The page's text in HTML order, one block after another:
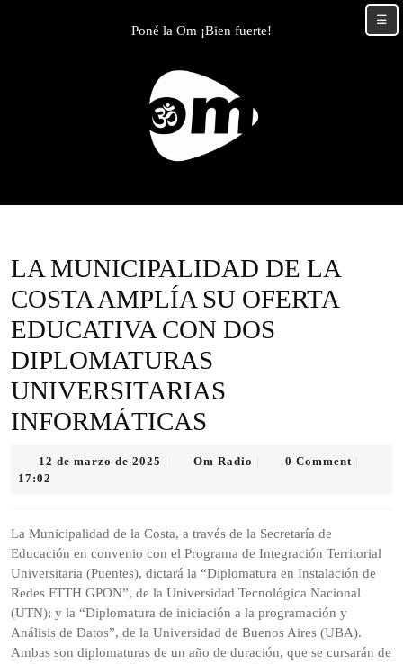
Poné la Om ¡Bien fuerte!
LA MUNICIPALIDAD DE LA
COSTA AMPLÍA SU OFERTA
EDUCATIVA CON DOS
DIPLOMATURAS
UNIVERSITARIAS
INFORMÁTICAS
12 de marzo de 2025
2025
Om Radio 0 Comment
17:02
La Municipalidad de la Costa, a través de la Secretaría de
Educación en convenio con el Programa de Integración Territorial
Universitaria (Puentes), dictará la “Diplomatura en Instalación de
Redes FTTH GPON”, de la Universidad Tecnológica Nacional
(UTN); y la “Diplomatura de iniciación a la programación y
Análisis de Datos”, de la Universidad de Buenos Aires (UBA).
Ambas son diplomaturas de un año de duración, que se cursarán de
☰